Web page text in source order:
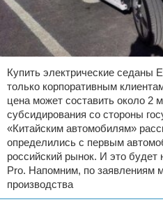
Купить электрические седаны
только корпоративным
цена может составить около 2
субсидирования со стороны
«Китайским автомобилям»
определились с первым
российский рынок. И это будет
Pro. Напомним, по заявлениям
производства